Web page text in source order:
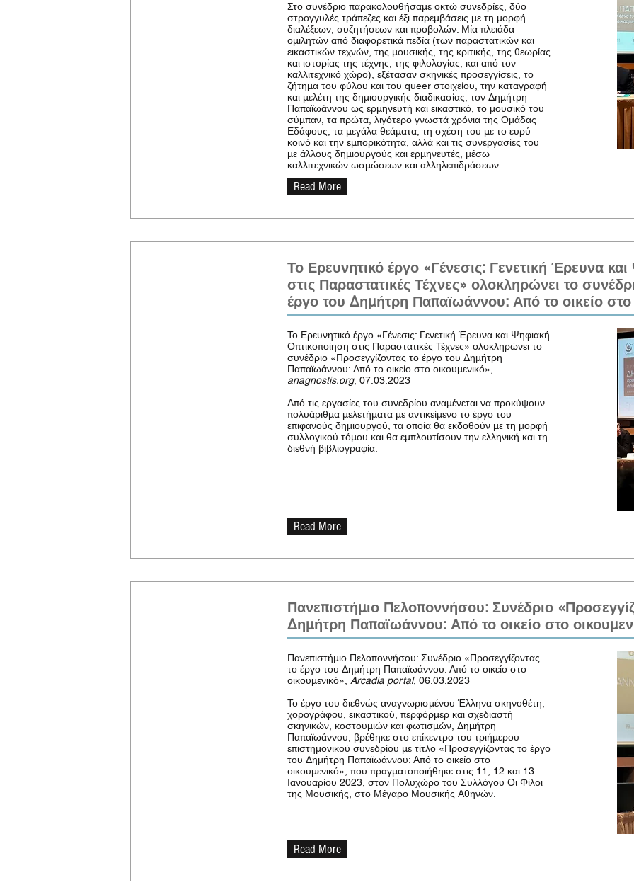
Στο συνέδριο παρακολουθήσαμε οκτώ συνεδρίες, δύο
στρογγυλές τράπεζες και έξι παρεμβάσεις με τη μορφή
διαλέξεων, συζητήσεων και προβολών. Μία πλειάδα
ομιλητών από διαφορετικά πεδία (των παραστατικών και
εικαστικών τεχνών, της μουσικής, της κριτικής, της θεωρίας
και ιστορίας της τέχνης, της φιλολογίας, και από τον
καλλιτεχνικό χώρο), εξέτασαν σκηνικές προσεγγίσεις, το
ζήτημα του φύλου και του queer στοιχείου, την καταγραφή
και μελέτη της δημιουργικής διαδικασίας, τον Δημήτρη
Παπαϊωάννου ως ερμηνευτή και εικαστικό, το μουσικό του
σύμπαν, τα πρώτα, λιγότερο γνωστά χρόνια της Ομάδας
Εδάφους, τα μεγάλα θεάματα, τη σχέση του με το ευρύ
κοινό και την εμπορικότητα, αλλά και τις συνεργασίες του
με άλλους δημιουργούς και ερμηνευτές, μέσω
καλλιτεχνικών ωσμώσεων και αλληλεπιδράσεων.
Read More
Το Ερευνητικό έργο «Γένεσις: Γενετική Έρευνα
στις Παραστατικές Τέχνες» ολοκληρώνει το
έργο του Δημήτρη Παπαϊωάννου: Από το οικείο στο
Το Ερευνητικό έργο «Γένεσις: Γενετική Έρευνα και Ψηφιακή
Οπτικοποίηση στις Παραστατικές Τέχνες» ολοκληρώνει το
συνέδριο «Προσεγγίζοντας το έργο του Δημήτρη
Παπαϊωάννου: Από το οικείο στο οικουμενικό»,
anagnostis.org, 07.03.2023
Από τις εργασίες του συνεδρίου αναμένεται να προκύψουν
πολυάριθμα μελετήματα με αντικείμενο το έργο του
επιφανούς δημιουργού, τα οποία θα εκδοθούν με τη μορφή
συλλογικού τόμου και θα εμπλουτίσουν την ελληνική και τη
διεθνή βιβλιογραφία.
Read More
Πανεπιστήμιο Πελοποννήσου: Συνέδριο
Δημήτρη Παπαϊωάννου: Από το οικείο στο
Πανεπιστήμιο Πελοποννήσου: Συνέδριο «Προσεγγίζοντας
το έργο του Δημήτρη Παπαϊωάννου: Από το οικείο στο
οικουμενικό», Arcadia portal, 06.03.2023
Το έργο του διεθνώς αναγνωρισμένου Έλληνα σκηνοθέτη,
χορογράφου, εικαστικού, περφόρμερ και σχεδιαστή
σκηνικών, κοστουμιών και φωτισμών, Δημήτρη
Παπαϊωάννου, βρέθηκε στο επίκεντρο του τριήμερου
επιστημονικού συνεδρίου με τίτλο «Προσεγγίζοντας το έργο
του Δημήτρη Παπαϊωάννου: Από το οικείο στο
οικουμενικό», που πραγματοποιήθηκε στις 11, 12 και 13
Ιανουαρίου 2023, στον Πολυχώρο του Συλλόγου Οι Φίλοι
της Μουσικής, στο Μέγαρο Μουσικής Αθηνών.
Read More